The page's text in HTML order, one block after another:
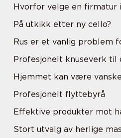
Hvorfor velge en firmatur
På utkikk etter ny cello?
Rus er et vanlig problem
Profesjonelt knuseverk til
Hjemmet kan være
Profesjonelt flyttebyrå
Effektive produkter mot
Stort utvalg av herlige